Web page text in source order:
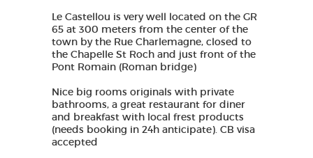
Le Castellou is very well located on the GR
65 at 300 meters from the center of the
town by the Rue Charlemagne, closed to
the Chapelle St Roch and just front of the
Pont Romain (Roman bridge)
Nice big rooms originals with private
bathrooms, a great restaurant for diner
and breakfast with local frest products
(needs booking in 24h anticipate). CB visa
accepted